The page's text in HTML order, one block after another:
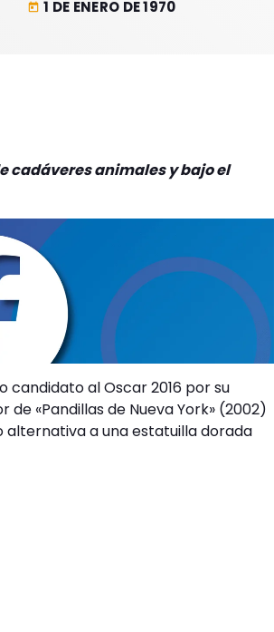
today 1 DE ENERO DE 1970
cadáveres animales y bajo el
candidato al Oscar 2016 por su
«Pandillas de Nueva York» (2002)
alternativa a una estatuilla dorada